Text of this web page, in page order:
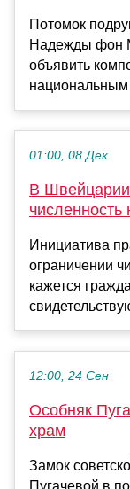
Потомок
Надежды фон
объявить
01:00, 08 Дек
В Швейцарии
численность
Инициатива
ограничении
кажется
12:00, 24 Сен
Особняк
храм
Замок
Пугачевой в